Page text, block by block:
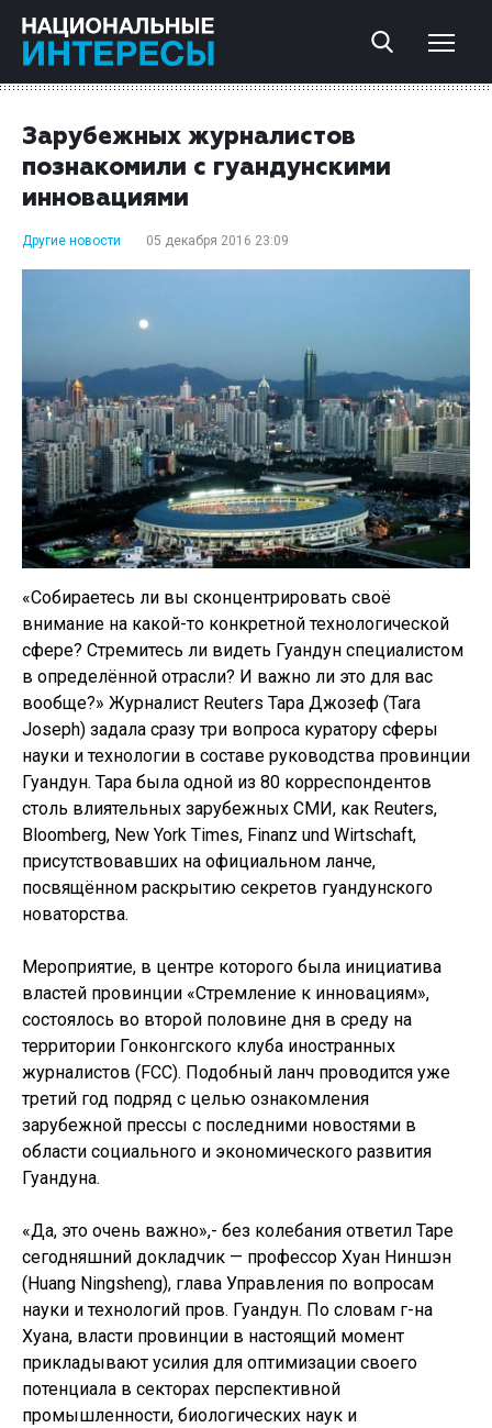
Зарубежных журналистов
познакомили с гуандунскими
инновациями
Другие новости 05 декабря 2016 23:09
«Собираетесь ли вы сконцентрировать своё
внимание на какой-то конкретной технологической
сфере? Стремитесь ли видеть Гуандун специалистом
в определённой отрасли? И важно ли это для вас
вообще?» Журналист Reuters Тара Джозеф (Tara
Joseph) задала сразу три вопроса куратору сферы
науки и технологии в составе руководства провинции
Гуандун. Тара была одной из 80 корреспондентов
столь влиятельных зарубежных СМИ, как Reuters,
Bloomberg, New York Times, Finanz und Wirtschaft,
присутствовавших на официальном ланче,
посвящённом раскрытию секретов гуандунского
новаторства.
Мероприятие, в центре которого была инициатива
властей провинции «Стремление к инновациям»,
состоялось во второй половине дня в среду на
территории Гонконгского клуба иностранных
журналистов (FCC). Подобный ланч проводится уже
третий год подряд с целью ознакомления
зарубежной прессы с последними новостями в
области социального и экономического развития
Гуандуна.
«Да, это очень важно»,- без колебания ответил Таре
сегодняшний докладчик — профессор Хуан Ниншэн
(Huang Ningsheng), глава Управления по вопросам
науки и технологий пров. Гуандун. По словам г-на
Хуана, власти провинции в настоящий момент
прикладывают усилия для оптимизации своего
потенциала в секторах перспективной
промышленности, биологических наук и